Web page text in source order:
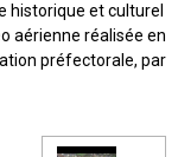
historique et culturel
aérienne réalisée en
préfectorale, par